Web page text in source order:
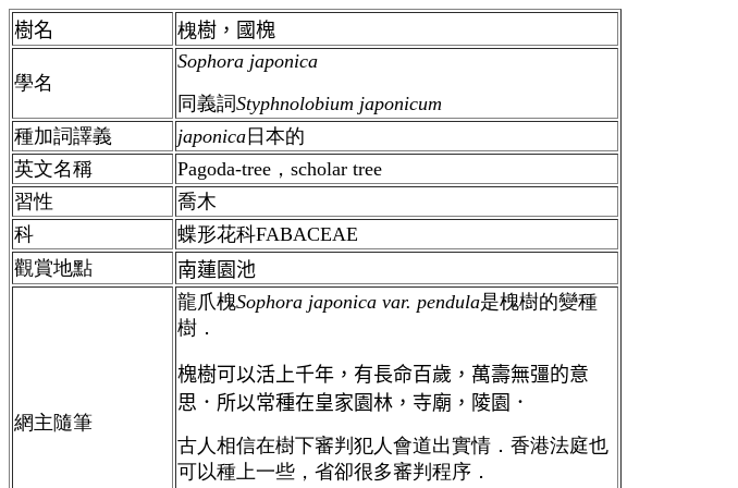
樹名 槐樹，國槐
學名
Sophora japonica
同義詞Styphnolobium japonicum
種加詞譯義
japonica 日本的
英文名稱
Pagoda-tree， scholar tree
習性
喬木
科
蝶形花科FABACEAE
觀賞地點
南蓮園池
網主隨筆
龍爪槐Sophora japonica var. pendula是槐樹的變種
樹．
槐樹可以活上千年，有長命百歲，萬壽無彊的意
思．所以常種在皇家園林，寺廟，陵園．
古人相信在樹下審判犯人會道出實情．香港法庭也
可以種上一些，省卻很多審判程序．